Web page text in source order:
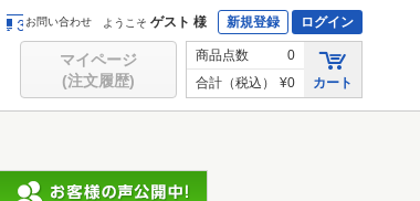
お問い合わせ ようこそ ゲスト 様 新規登録 ログイン
マイページ
(注文履歴)
商品点数
0
合計（税込）
¥0 カート